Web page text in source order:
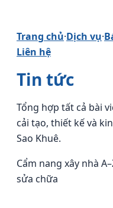
Trang chủ·Dịch vụ·
Liên hệ
Tin tức
Tổng hợp tất cả bài
cải tạo, thiết kế và
Sao Khuê.
Cẩm nang xây nhà
sửa chữa